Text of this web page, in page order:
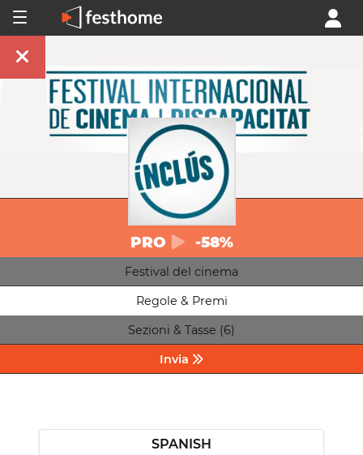
PRO -58%
Festival del cinema
Regole & Premi
Sezioni & Tasse (6)
Invia
SPANISH